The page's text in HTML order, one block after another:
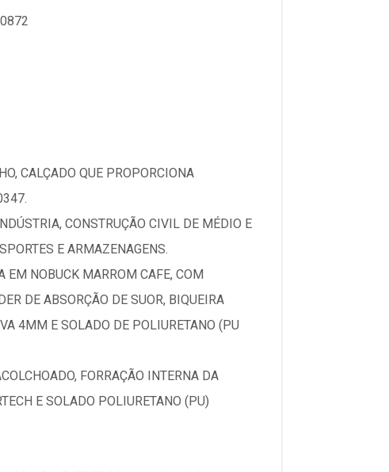
CALÇADO QUE PROPORCIONA
CONSTRUÇÃO CIVIL DE MÉDIO E
E ARMAZENAGENS.
EM NOBUCK MARROM CAFE, COM
DE ABSORÇÃO DE SUOR, BIQUEIRA
4MM E SOLADO DE POLIURETANO (PU
FORRAÇÃO INTERNA DA
E SOLADO POLIURETANO (PU)